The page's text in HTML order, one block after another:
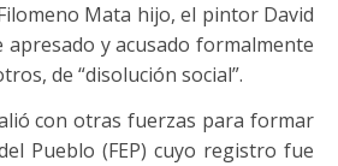
Mata hijo, el pintor David
y acusado formalmente
de “disolución social”.
con otras fuerzas para formar
Pueblo (FEP) cuyo registro fue